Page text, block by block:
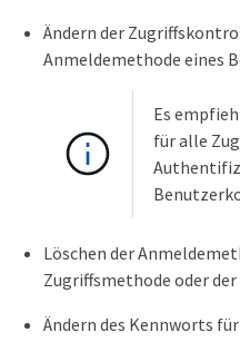
Ändern der
Anmeldemethode eines
Es
für alle
Löschen der
Zugriffsmethode oder
Ändern des Kennworts